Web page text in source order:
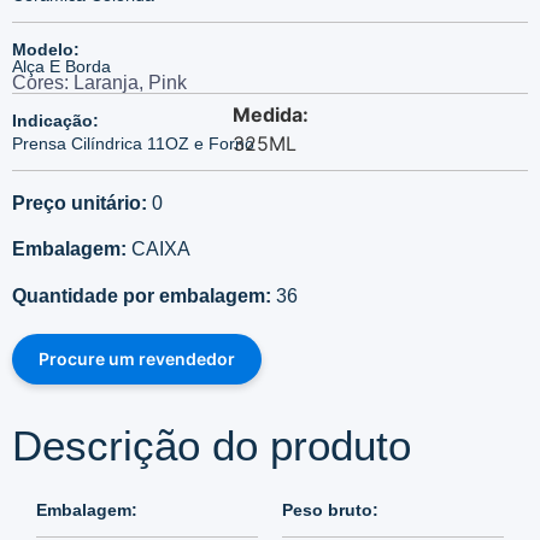
Modelo:
Alça E Borda
Indicação:
Prensa Cilíndrica 11OZ e Forno
Medida:
325ML
Cores: Laranja, Pink
Preço unitário: 0
Embalagem: CAIXA
Quantidade por embalagem: 36
Procure um revendedor
Descrição do produto
Embalagem: Peso bruto: